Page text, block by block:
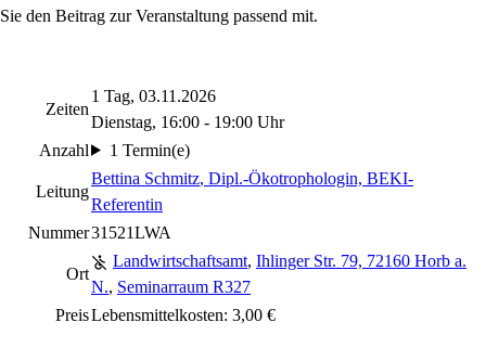
Sie den Beitrag zur Veranstaltung passend mit.
Zeiten
1 Tag, 03.11.2026
Dienstag, 16:00 - 19:00 Uhr
Anzahl
1 Termin(e)
Leitung
Bettina Schmitz, Dipl.-Ökotrophologin, BEKI-
Referentin
Nummer31521LWA
Ort
Landwirtschaftsamt, Ihlinger Str. 79, 72160 Horb a.
N., Seminarraum R327
PreisLebensmittelkosten: 3,00 €